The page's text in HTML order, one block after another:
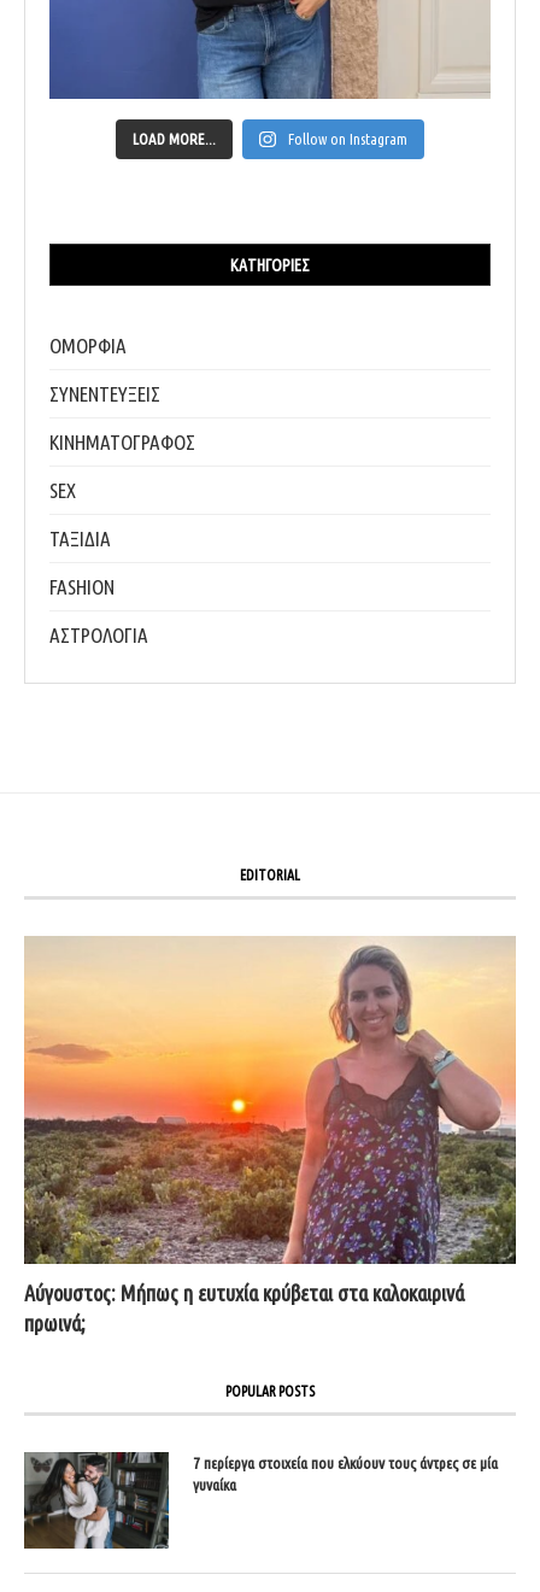
LOAD MORE... Follow on Instagram
ΚΑΤΗΓΟΡΊΕΣ
ΟΜΟΡΦΙΑ
ΣΥΝΕΝΤΕΥΞΕΙΣ
ΚΙΝΗΜΑΤΟΓΡΑΦΟΣ
SEX
ΤΑΞΙΔΙΑ
FASHION
ΑΣΤΡΟΛΟΓΙΑ
EDITORIAL
Αύγουστος: Μήπως η ευτυχία κρύβεται στα καλοκαιρινά
πρωινά;
POPULAR POSTS
7 περίεργα στοιχεία που ελκύουν τους άντρες σε μία
γυναίκα